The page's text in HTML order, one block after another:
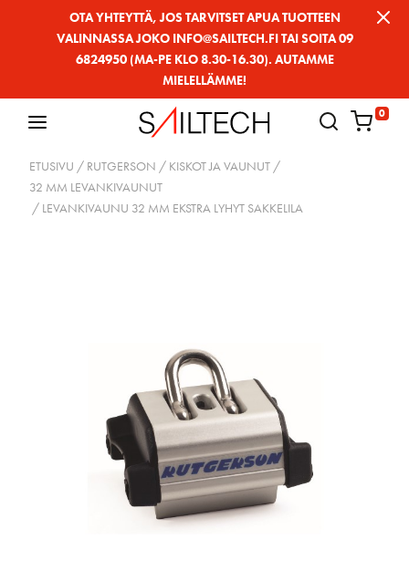
OTA YHTEYTTÄ, JOS TARVITSET APUA TUOTTEEN
VALINNASSA JOKO INFO@SAILTECH.FI TAI SOITA 09
6824950 (MA-PE KLO 8.30-16.30). AUTAMME
MIELELLÄMME!
0
ETUSIVU / RUTGERSON / KISKOT JA VAUNUT /
32 MM LEVANKIVAUNUT
/ LEVANKIVAUNU 32 MM EKSTRA LYHYT SAKKELILA